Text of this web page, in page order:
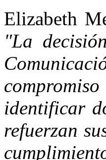
Elizabeth
"La
identificar
refuerzan